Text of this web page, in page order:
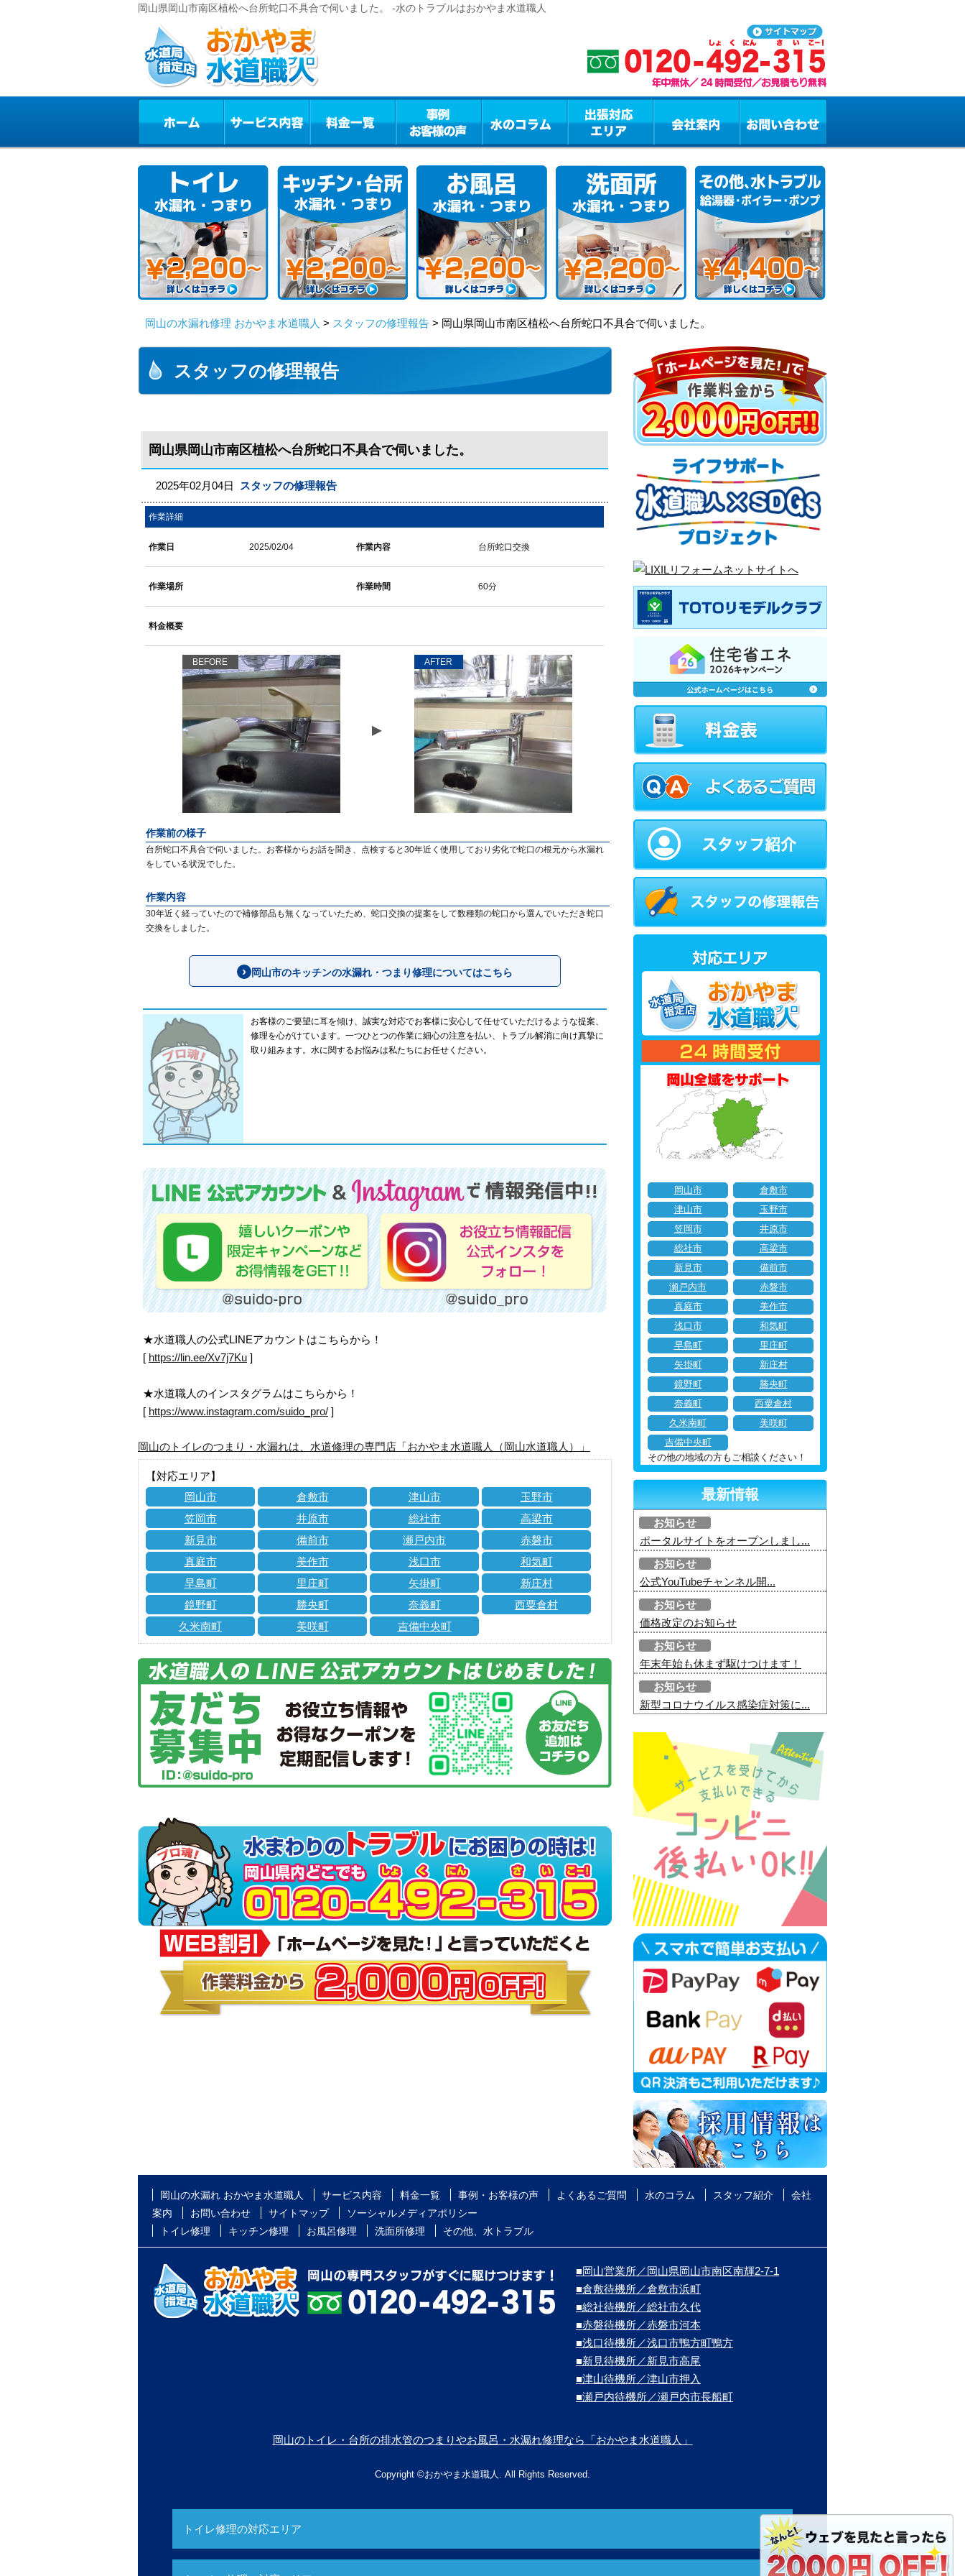
岡山県岡山市南区植松へ台所蛇口不具合で伺いました。 -水のトラブルはおかやま水道職人
岡山の水漏れ修理 おかやま水道職人 > スタッフの修理報告 > 岡山県岡山市南区植松へ台所蛇口不具合で伺いました。
スタッフの修理報告
岡山県岡山市南区植松へ台所蛇口不具合で伺いました。
2025年02月04日 スタッフの修理報告
作業詳細
作業日 2025/02/04 作業内容 台所蛇口交換
作業場所 作業時間 60分
料金概要
BEFORE AFTER
作業前の様子
台所蛇口不具合で伺いました。お客様からお話を聞き、点検すると30年近く使用しており劣化で蛇口の根元から水漏れ
をしている状況でした。
作業内容
30年近く経っていたので補修部品も無くなっていたため、蛇口交換の提案をして数種類の蛇口から選んでいただき蛇口
交換をしました。
岡山市のキッチンの水漏れ・つまり修理についてはこちら
お客様のご要望に耳を傾け、誠実な対応でお客様に安心して任せていただけるような提案、
修理を心がけています。一つひとつの作業に細心の注意を払い、トラブル解消に向け真摯に
取り組みます。水に関するお悩みは私たちにお任せください。
★水道職人の公式LINEアカウントはこちらから！
[ https://lin.ee/Xv7j7Ku ]
★水道職人のインスタグラムはこちらから！
[ https://www.instagram.com/suido_pro/ ]
岡山のトイレのつまり・水漏れは、水道修理の専門店「おかやま水道職人（岡山水道職人）」
【対応エリア】
岡山市
倉敷市 津山市
玉野市
笠岡市
井原市 総社市
高梁市
新見市
備前市 瀬戸内市
赤磐市
真庭市
美作市 浅口市
和気町
早島町
里庄町 矢掛町
新庄村
鏡野町
勝央町 奈義町
西粟倉村
久米南町
美咲町 吉備中央町
岡山市
倉敷市
津山市
玉野市
笠岡市
井原市
総社市
高梁市
新見市
備前市
瀬戸内市
赤磐市
真庭市
美作市
浅口市
和気町
早島町
里庄町
矢掛町
新庄村
鏡野町
勝央町
奈義町
西粟倉村
久米南町
美咲町
吉備中央町
その他の地域の方もご相談ください！
最新情報
お知らせ
ポータルサイトをオープンしまし...
お知らせ
公式YouTubeチャンネル開...
お知らせ
価格改定のお知らせ
お知らせ
年末年始も休まず駆けつけます！
お知らせ
新型コロナウイルス感染症対策に...
岡山の水漏れ おかやま水道職人 サービス内容 料金一覧 事例・お客様の声 よくあるご質問 水のコラム スタッフ紹介
会社
案内
お問い合わせ サイトマップ
ソーシャルメディアポリシー
トイレ修理
キッチン修理 お風呂修理 洗面所修理 その他、水トラブル
■岡山営業所／岡山県岡山市南区南輝2-7-1
■倉敷待機所／倉敷市浜町
■総社待機所／総社市久代
■赤磐待機所／赤磐市河本
■浅口待機所／浅口市鴨方町鴨方
■新見待機所／新見市高尾
■津山待機所／津山市押入
■瀬戸内待機所／瀬戸内市長船町
岡山のトイレ・台所の排水管のつまりやお風呂・水漏れ修理なら「おかやま水道職人」
Copyright ©おかやま水道職人. All Rights Reserved.
トイレ修理の対応エリア